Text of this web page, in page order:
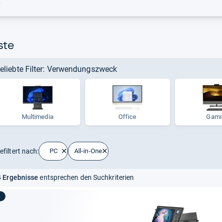
Filter: Verwendungszweck
Multimedia Office
nach: PC All-in-One
Ergebnisse entsprechen den Suchkriterien